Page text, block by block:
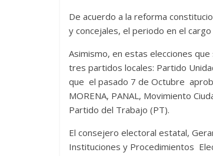
De acuerdo a la reforma
y concejales, el periodo en el
Asimismo, en estas elecciones
tres partidos locales: Partido
que el pasado 7 de Octubre
MORENA, PANAL, Movimiento
Partido del Trabajo (PT).
El consejero electoral estatal,
Instituciones y Procedimientos